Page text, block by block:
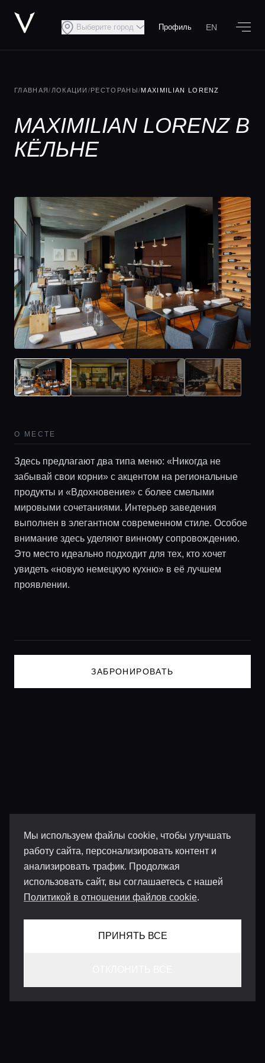
Мы используем файлы cookie, чтобы улучшать
работу сайта, персонализировать контент и
анализировать трафик. Продолжая
использовать сайт, вы соглашаетесь с нашей
Политикой в отношении файлов cookie.
ПРИНЯТЬ ВСЕ
Главная
Локации
Гиды
Консьерж сервис
Lifestyle журнал
Выберите город Профиль EN
ГЛАВНАЯ/ ЛОКАЦИИ /РЕСТОРАНЫ/MAXIMILIAN LORENZ
MAXIMILIAN LORENZ В
КЁЛЬНЕ
О МЕСТЕ
Здесь предлагают два типа меню: «Никогда не
забывай свои корни» с акцентом на региональные
продукты и «Вдохновение» с более смелыми
мировыми сочетаниями. Интерьер заведения
выполнен в элегантном современном стиле. Особое
внимание здесь уделяют винному сопровождению.
Это место идеально подходит для тех, кто хочет
увидеть «новую немецкую кухню» в её лучшем
проявлении.
ЗАБРОНИРОВАТЬ